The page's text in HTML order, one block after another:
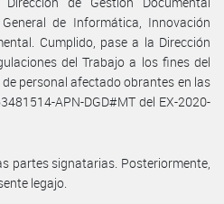
de Informática, Innovación
Cumplido, pase a la Dirección
del Trabajo a los fines del
personal afectado obrantes en las
APN-DGD#MT del EX-2020-
partes signatarias. Posteriormente,
legajo.